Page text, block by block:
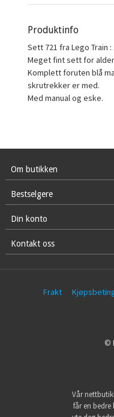
Produktinfo
Sett 721 fra Lego Train :
Meget fint sett for
Komplett foruten blå
skrutrekker er med.
Med manual og eske.
Om butikken
Bestselgere
Din konto
Kontakt oss
Frakt
©
Vår
får en